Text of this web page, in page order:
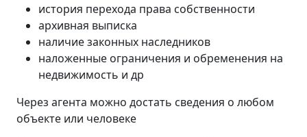
история перехода права собственности
архивная выписка
наличие законных наследников
наложенные ограничения и обременения на
недвижимость и др
Через агента можно достать сведения о любом
объекте или человеке